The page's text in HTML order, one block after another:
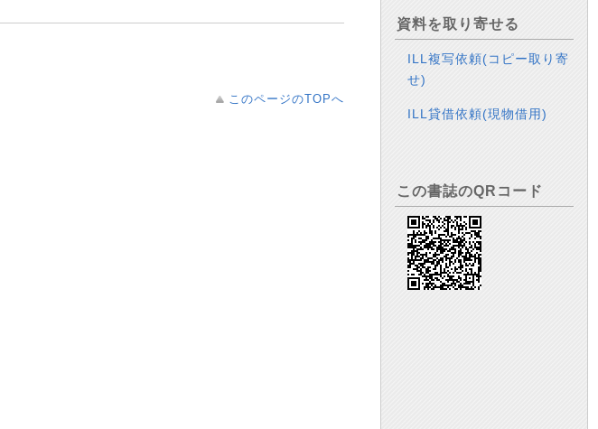
このページのTOPへ
資料を取り寄せる
ILL複写依頼(コピー取り寄
せ)
ILL貸借依頼(現物借用)
この書誌のQRコード